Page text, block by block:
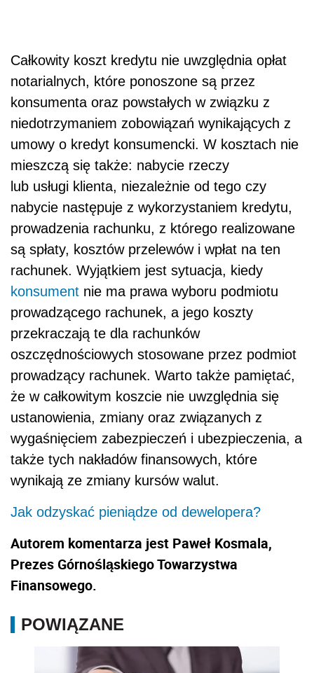
Całkowity koszt kredytu nie uwzględnia opłat
notarialnych, które ponoszone są przez
konsumenta oraz powstałych w związku z
niedotrzymaniem zobowiązań wynikających z
umowy o kredyt konsumencki. W kosztach nie
mieszczą się także: nabycie rzeczy
lub usługi klienta, niezależnie od tego czy
nabycie następuje z wykorzystaniem kredytu,
prowadzenia rachunku, z którego realizowane
są spłaty, kosztów przelewów i wpłat na ten
rachunek. Wyjątkiem jest sytuacja, kiedy
konsument nie ma prawa wyboru podmiotu
prowadzącego rachunek, a jego koszty
przekraczają te dla rachunków
oszczędnościowych stosowane przez podmiot
prowadzący rachunek. Warto także pamiętać,
że w całkowitym koszcie nie uwzględnia się
ustanowienia, zmiany oraz związanych z
wygaśnięciem zabezpieczeń i ubezpieczenia, a
także tych nakładów finansowych, które
wynikają ze zmiany kursów walut.
Jak odzyskać pieniądze od dewelopera?
Autorem komentarza jest Paweł Kosmala,
Prezes Górnośląskiego Towarzystwa
Finansowego.
POWIĄZANE